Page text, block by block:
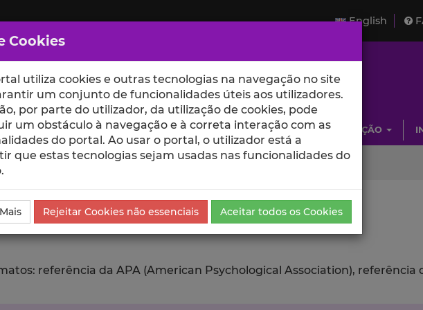
English
ESCOLAS UNIDADES INVESTIGAÇÃO
Comunicação Exportar
referência da APA (American Psychological Association), referência
Cookies
utiliza cookies e outras tecnologias na navegação no site
um conjunto de funcionalidades úteis aos utilizadores.
por parte do utilizador, da utilização de cookies, pode
um obstáculo à navegação e à correta interação com as
do portal. Ao usar o portal, o utilizador está a
que estas tecnologias sejam usadas nas funcionalidades do
Rejeitar Cookies não essenciais Aceitar todos os Cookies